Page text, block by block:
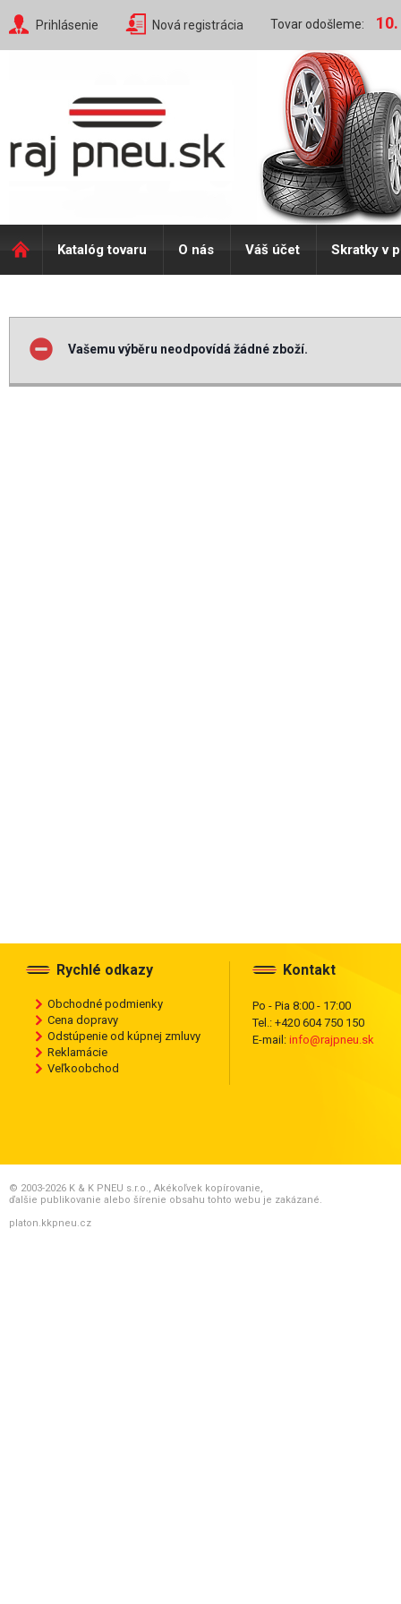
Prihlásenie Nová registrácia Tovar odošleme:
Katalóg tovaru O nás Váš účet Skratky v
Vašemu výběru neodpovídá žádné zboží.
Rychlé odkazy
Obchodné podmienky
Cena dopravy
Odstúpenie od kúpnej zmluvy
Reklamácie
Veľkoobchod
Kontakt
Po - Pia 8:00 - 17:00
Tel.: +420 604 750 150
E-mail: info@rajpneu.sk
© 2003-2026 K & K PNEU s.r.o., Akékoľvek kopírovanie,
ďalšie publikovanie alebo šírenie obsahu tohto webu je zakázané.
platon.kkpneu.cz